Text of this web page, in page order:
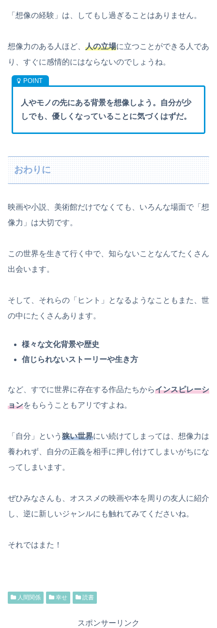
「想像の経験」は、してもし過ぎることはありません。
想像力のある人ほど、 人の立場に立つことができる人であ
り、すぐに感情的にはならないのでしょうね。
人やモノの先にある背景を想像しよう。自分が少
しでも、優しくなっていることに気づくはずだ。
おわりに
映画や小説、美術館だけでなくても、いろんな場面で「想
像力」は大切です。
この世界を生きて行く中で、知らないことなんてたくさん
出会います。
そして、それらの「ヒント」となるようなこともまた、世
の中にたくさんあります。
様々な文化背景や歴史
信じられないストーリーや生き方
など、すでに世界に存在する作品たちからインスピレーシ
ョンをもらうこともアリですよね。
「自分」という 狭い世界にい続けてしまっては、想像力は
養われず、自分の正義を相手に押し付けてしまいがちにな
ってしまいます。
ぜひみなさんも、オススメの映画や本を周りの友人に紹介
し、逆に新しいジャンルにも触れてみてくださいね。
それではまた！
人間関係 幸せ 読書
スポンサーリンク